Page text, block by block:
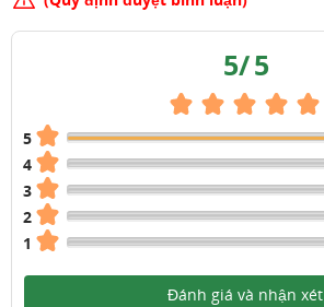
5/5
5
4
3
2
1
Đánh giá và nhận xét